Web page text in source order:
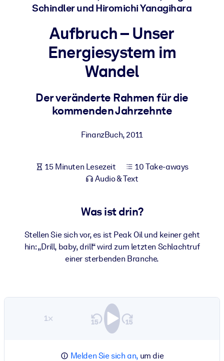
Gesundheit & Wohlbefinden
NACH SYSTEM
bessere Lernergebnisse.
Für Unternehmensbibliotheken
Bereichern Sie Ihre Unternehmensbibliothek mit
Nutzen Sie verlässliches, strukturiertes Wissen, um die Ergebnisse
Schindler und Hiromichi Yanagihara
Aufbruch – Unser
Energiesystem im
Wandel
Der veränderte Rahmen für die
kommenden Jahrzehnte
FinanzBuch,2011
15 Minuten Lesezeit
10 Take-aways
Audio & Text
Was ist drin?
Stellen Sie sich vor, es ist Peak Oil und keiner geht
hin: „Drill, baby, drill“ wird zum letzten Schlachtruf
einer sterbenden Branche.
1×
Melden Sie sich an,um die